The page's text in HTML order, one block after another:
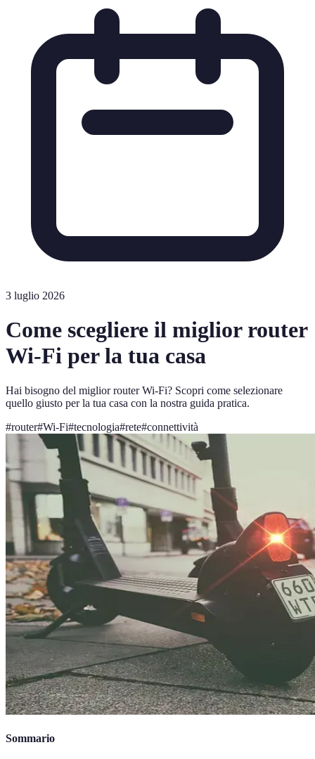
3 luglio 2026
Come scegliere il miglior router
Wi-Fi per la tua casa
Hai bisogno del miglior router Wi-Fi? Scopri come selezionare
quello giusto per la tua casa con la nostra guida pratica.
#router#Wi-Fi#tecnologia#rete#connettività
Sommario